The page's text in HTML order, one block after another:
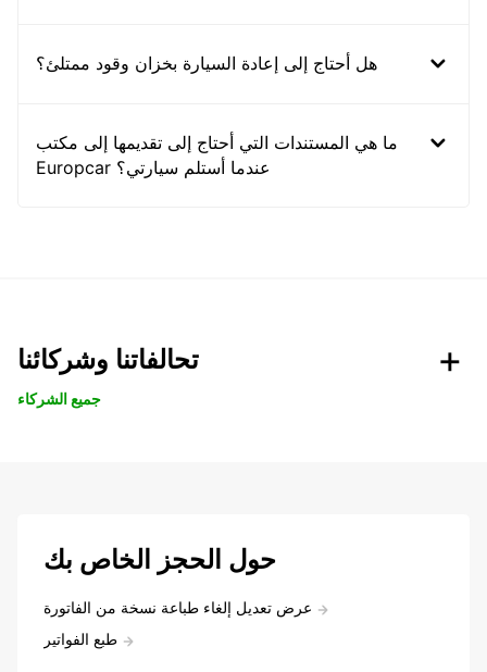
هل أحتاج إلى إعادة السيارة بخزان وقود ممتلئ؟
ما هي المستندات التي أحتاج إلى تقديمها إلى مكتب
Europcar عندما أستلم سيارتي؟
تحالفاتنا وشركائنا
جميع الشركاء
حول الحجز الخاص بك
عرض تعديل إلغاء طباعة نسخة من الفاتورة
طبع الفواتير